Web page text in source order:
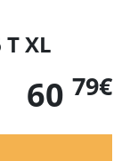
XL
60 79€